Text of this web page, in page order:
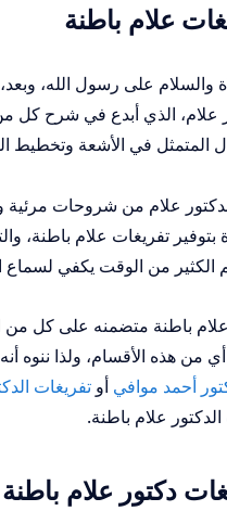
علام باطنة
والسلام على رسول الله،
علام، الذي أبدع في شرح كل
المتمثل في الأشعة وتخطيط
علام من شروحات
تفريغات علام باطنة،
الكثير من الوقت يكفي
باطنة متضمنه على كل من
من هذه الأقسام، ولذا ننوه
أحمد موافي أوتفريغات
علام باطنة.
دكتور علام باطنة